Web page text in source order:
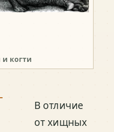
когти
В отличие
от хищных